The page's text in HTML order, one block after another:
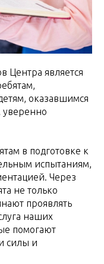
Центра является
оказавшимся
уверенно
в подготовке к
испытаниям,
Через
не только
проявлять
наших
помогают
силы и